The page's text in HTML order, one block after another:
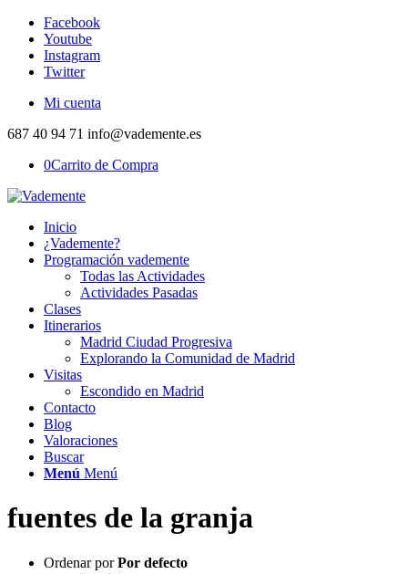
Facebook
Youtube
Instagram
Twitter
Mi cuenta
687 40 94 71 info@vademente.es
0Carrito de Compra
Inicio
¿Vademente?
Programación vademente
Todas las Actividades
Actividades Pasadas
Clases
Itinerarios
Madrid Ciudad Progresiva
Explorando la Comunidad de Madrid
Visitas
Escondido en Madrid
Contacto
Blog
Valoraciones
Buscar
Menú Menú
fuentes de la granja
Ordenar porPor defecto